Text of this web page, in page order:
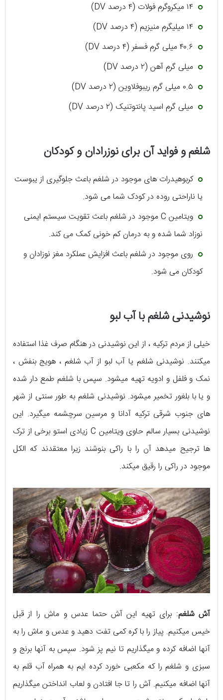
۱۴ میکروگرم فولات (۴ درصد DV)
۱۴ میلیگرم منیزیم (۴ درصد DV)
۴۰.۶ میلی گرم فسفر (۴ درصد DV)
میلی گرم آهن (۲ درصد DV)
۰.۵ میلی گرم ریبوفلاوین (۲ درصد DV)
میلی گرم اسید پانتوتنیک (۲ درصد DV)
شلغم و فواید آن برای نوزرادان و کودکان
کربوهیدرات های موجود در شلغم باعث جلوگیری از یبوست
یا ناراحتی روده در کودک شما می شود.
ویتامین C موجود در شلغم باعث تقویت سیستم ایمنی
نوزاد شما شده و به درمان کم خونی کمک می کند.
روی موجود در شلغم باعث افزایش عملکرد مغز نوزادان و
کودکان می شود.
نوشیدنی شلغم با آب لبو
خیلی از مردم ترکیه ، از این نوشیدنی در هنگام صرف غذا استفاده
میکنند. نوشیدنی شلغم یا آب لبو از آب شلغم ، هویج بنفش ،
نمک و فلفل و ادویه تهیه میشود. سپس با شلغم طمع دار شده
و یا با بلغور تخمیر میشود. نوشیدنی شلغم به طور سنتی از شهر
های جنوب شرقی ترکیه آدانا و مرسین سرچشمه میگیرد. این
نوشیدنی بسیار سالم حاوی ویتامین C زیادی استو برخی از ترک
ها ترجیح میدهد آن را با راکی بنوشند زیرا معتقدند که الکل
موجود در راکی را رقیق میکند.
آش شلغم: برای تهیه این آش حتما عدس و ماش را از قبل
خیس میکنیم. پیاز را با کره کمی تفت دهید و عدس و ماش را به
آنها اضافه کرده و میگذاریم تا نیم پز شود. سپس به آنها برنج و
سبزی و شلغم را که مکعبی خورد کرده ایم به همراه آب قلم به
آنها اضافه میکنیم. آش را تا جا افتادن و لعاب انداختن میگذاریم